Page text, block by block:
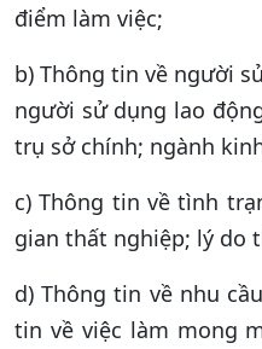
điểm làm việc;
b) Thông tin về người
người sử dụng lao
trụ sở chính; ngành
c) Thông tin về tình
gian thất nghiệp; lý do
d) Thông tin về nhu
tin về việc làm mong